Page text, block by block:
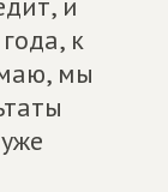
к
мы